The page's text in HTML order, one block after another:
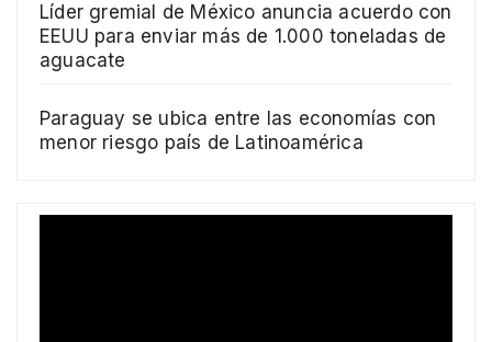
Líder gremial de México anuncia acuerdo con
EEUU para enviar más de 1.000 toneladas de
aguacate
Paraguay se ubica entre las economías con
menor riesgo país de Latinoamérica